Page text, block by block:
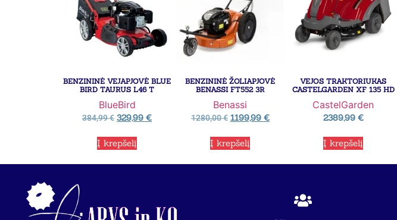
BENZININĖ VEJAPJOVĖ BLUE
BIRD TAURUS L46 T
BlueBird
384,99€ 329,99€
Į krepšelį
BENZININĖ ŽOLIAPJOVĖ
BENASSI FT552 3R
Benassi
1280,00€ 1199,99 €
Į krepšelį
VEJOS TRAKTORIUKAS
CASTELGARDEN XF 135 HD
CastelGarden
2389,99 €
Į krepšelį